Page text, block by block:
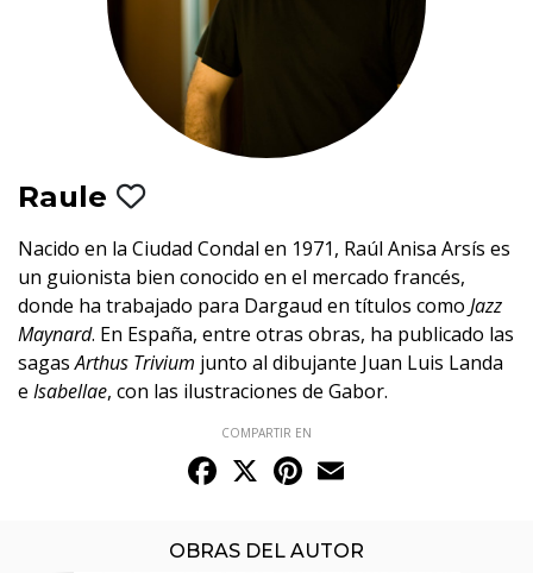
Raule
Nacido en la Ciudad Condal en 1971, Raúl Anisa Arsís es
un guionista bien conocido en el mercado francés,
donde ha trabajado para Dargaud en títulos como Jazz
Maynard. En España, entre otras obras, ha publicado las
sagasArthus Trivium junto al dibujante Juan Luis Landa
e Isabellae, con las ilustraciones de Gabor.
COMPARTIR EN
Facebook
X Pinterest
OBRAS DEL AUTOR